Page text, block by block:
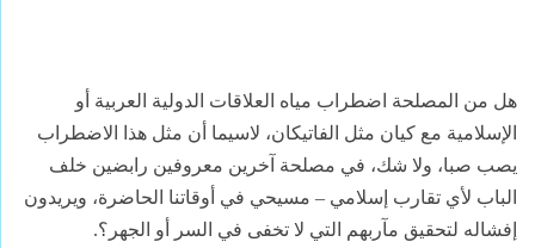
هل من المصلحة اضطراب مياه العلاقات الدولية العربية أو
الإسلامية مع كيان مثل الفاتيكان، لاسيما أن مثل هذا الاضطراب
يصب صبا، ولا شك، في مصلحة آخرين معروفين رابضين خلف
الباب لأي تقارب إسلامي – مسيحي في أوقاتنا الحاضرة، ويريدون
إفشاله لتحقيق مآربهم التي لا تخفى في السر أو الجهر؟.